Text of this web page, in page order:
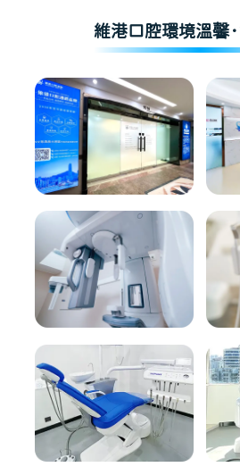
維港口腔環境溫馨